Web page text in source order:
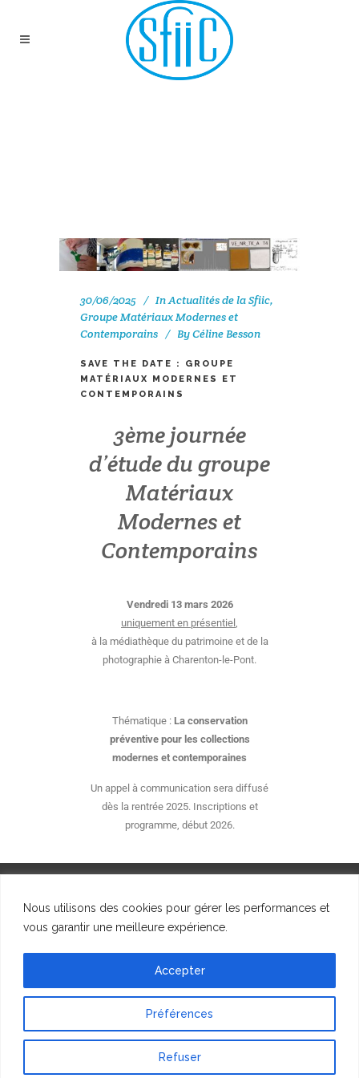
Nous utilisons des cookies pour gérer les performances et
vous garantir une meilleure expérience.
Préférences
Refuser
Accepter
30/06/2025 InActualités de la Sfiic,
Groupe Matériaux Modernes et
Contemporains
ByCéline Besson
SAVE THE DATE : GROUPE
MATÉRIAUX MODERNES ET
CONTEMPORAINS
3ème journée
d’étude du groupe
Matériaux
Modernes et
Contemporains
Vendredi 13 mars 2026
uniquement en présentiel
à la médiathèque du patrimoine et de la
photographie à Charenton-le-Pont.
Thématique : La conservation
préventive pour les collections
modernes et contemporaines
Un appel à communication sera diffusé
dès la rentrée 2025. Inscriptions et
programme, début 2026.
© SFIIC, 2023